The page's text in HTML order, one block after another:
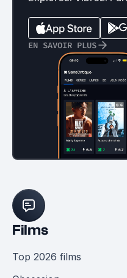
EN SAVOIR PLUS
Films
Top 2026 films